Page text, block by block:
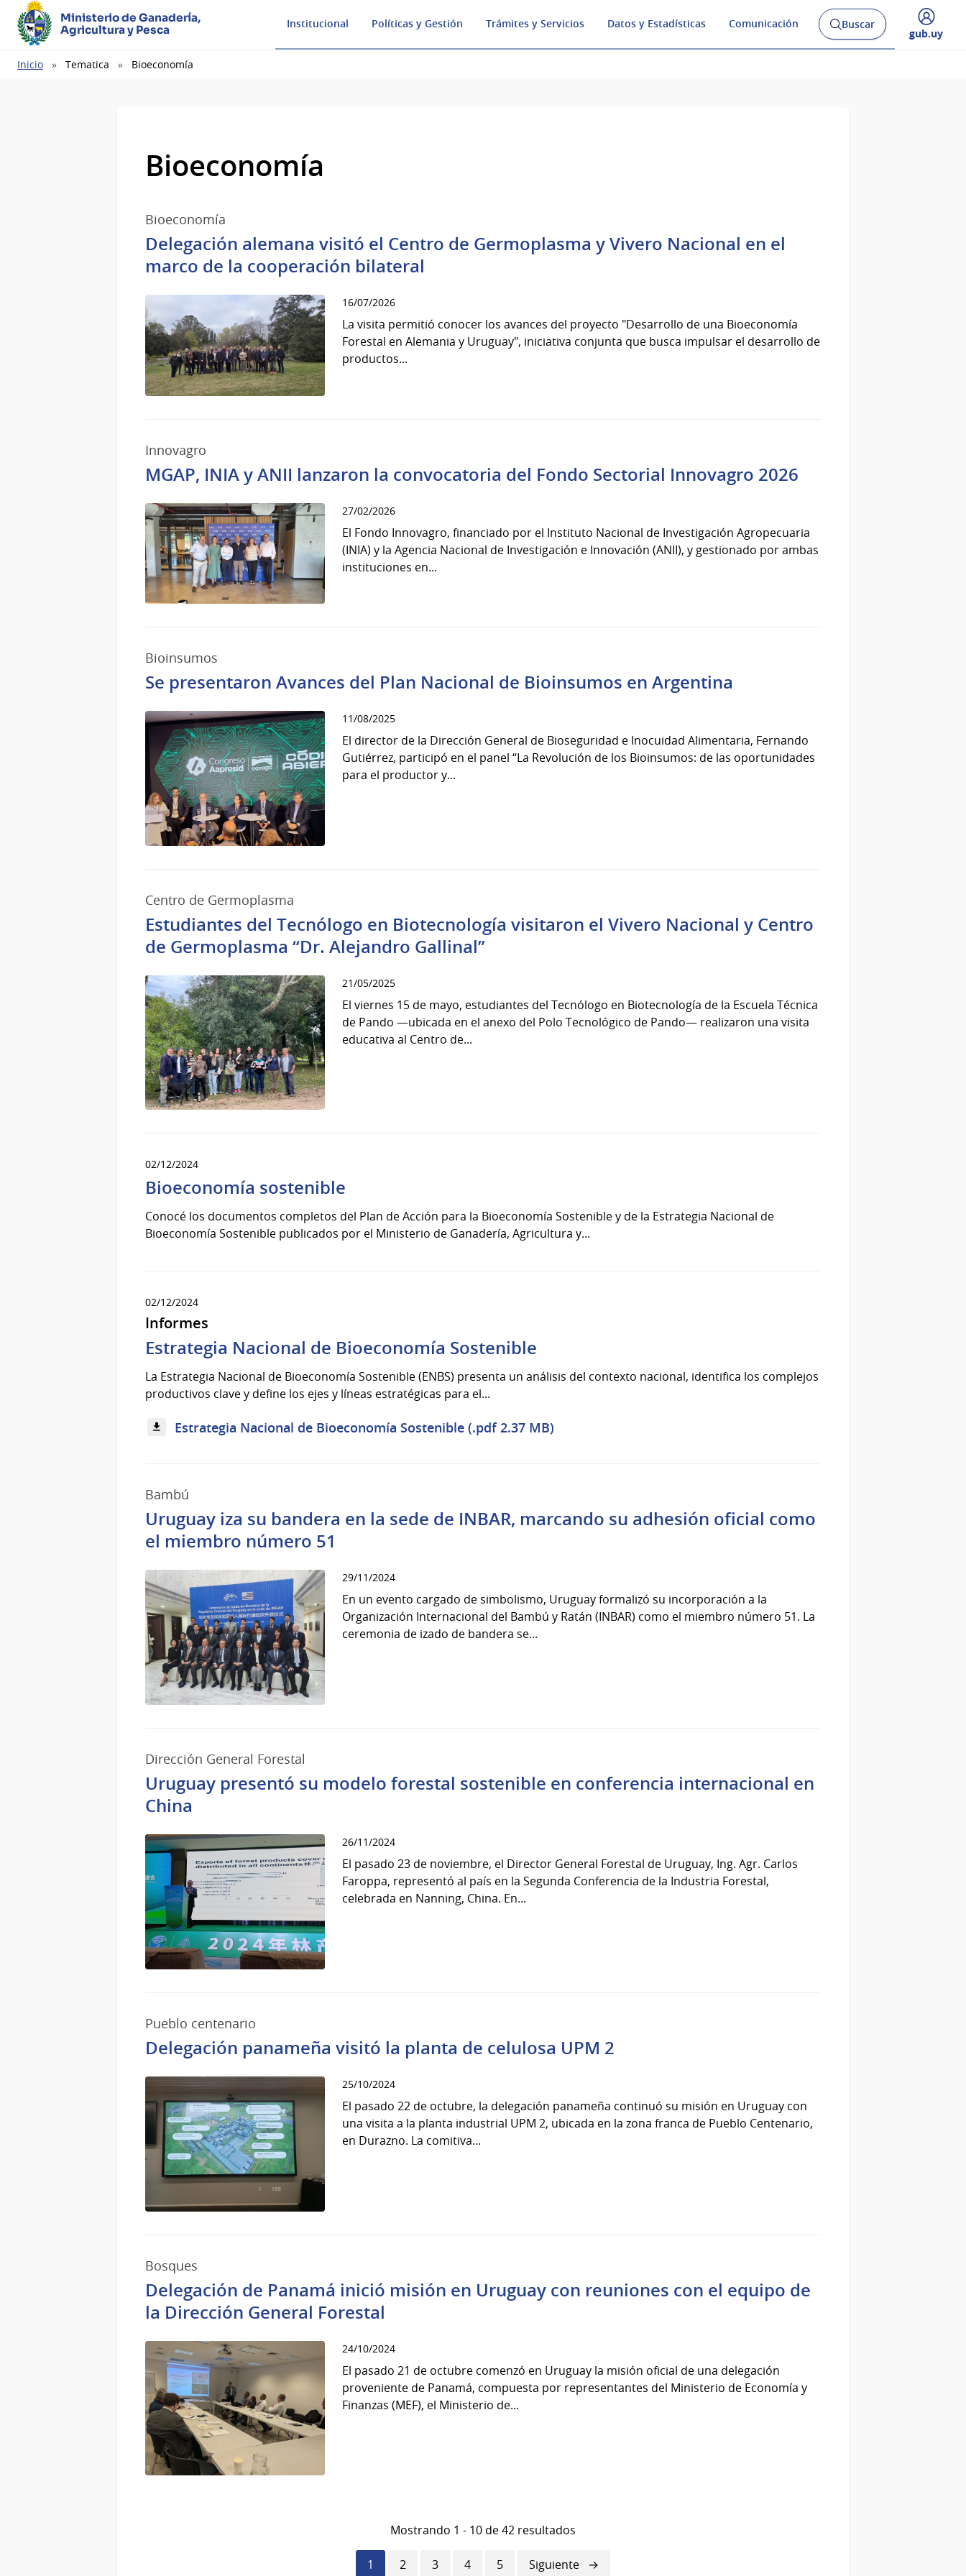
Ministerio de Ganadería,
Agricultura y Pesca
Institucional Políticas y Gestión Trámites y Servicios Datos y Estadísticas Comunicación
Abrir
buscador
Buscar
Desplegar
gub.uy
Ruta
Inicio Tematica Bioeconomía
Bioeconomía
Bioeconomía
Delegación alemana visitó el Centro de Germoplasma y Vivero Nacional en el
marco de la cooperación bilateral
16/07/2026
La visita permitió conocer los avances del proyecto "Desarrollo de una Bioeconomía
Forestal en Alemania y Uruguay", iniciativa conjunta que busca impulsar el desarrollo de
productos...
Innovagro
MGAP, INIA y ANII lanzaron la convocatoria del Fondo Sectorial Innovagro 2026
27/02/2026
El Fondo Innovagro, financiado por el Instituto Nacional de Investigación Agropecuaria
(INIA) y la Agencia Nacional de Investigación e Innovación (ANII), y gestionado por ambas
instituciones en...
Bioinsumos
Se presentaron Avances del Plan Nacional de Bioinsumos en Argentina
11/08/2025
El director de la Dirección General de Bioseguridad e Inocuidad Alimentaria, Fernando
Gutiérrez, participó en el panel “La Revolución de los Bioinsumos: de las oportunidades
para el productor y...
Centro de Germoplasma
Estudiantes del Tecnólogo en Biotecnología visitaron el Vivero Nacional y Centro
de Germoplasma “Dr. Alejandro Gallinal”
21/05/2025
El viernes 15 de mayo, estudiantes del Tecnólogo en Biotecnología de la Escuela Técnica
de Pando —ubicada en el anexo del Polo Tecnológico de Pando— realizaron una visita
educativa al Centro de...
02/12/2024
Bioeconomía sostenible
Conocé los documentos completos del Plan de Acción para la Bioeconomía Sostenible y de la Estrategia Nacional de
Bioeconomía Sostenible publicados por el Ministerio de Ganadería, Agricultura y...
02/12/2024
Informes
Estrategia Nacional de Bioeconomía Sostenible
La Estrategia Nacional de Bioeconomía Sostenible (ENBS) presenta un análisis del contexto nacional, identifica los complejos
productivos clave y define los ejes y líneas estratégicas para el...
Estrategia Nacional de Bioeconomía Sostenible (.pdf 2.37 MB)
Bambú
Uruguay iza su bandera en la sede de INBAR, marcando su adhesión oficial como
el miembro número 51
29/11/2024
En un evento cargado de simbolismo, Uruguay formalizó su incorporación a la
Organización Internacional del Bambú y Ratán (INBAR) como el miembro número 51. La
ceremonia de izado de bandera se...
Dirección General Forestal
Uruguay presentó su modelo forestal sostenible en conferencia internacional en
China
26/11/2024
El pasado 23 de noviembre, el Director General Forestal de Uruguay, Ing. Agr. Carlos
Faroppa, representó al país en la Segunda Conferencia de la Industria Forestal,
celebrada en Nanning, China. En...
Pueblo centenario
Delegación panameña visitó la planta de celulosa UPM 2
25/10/2024
El pasado 22 de octubre, la delegación panameña continuó su misión en Uruguay con
una visita a la planta industrial UPM 2, ubicada en la zona franca de Pueblo Centenario,
en Durazno. La comitiva...
Bosques
Delegación de Panamá inició misión en Uruguay con reuniones con el equipo de
la Dirección General Forestal
24/10/2024
El pasado 21 de octubre comenzó en Uruguay la misión oficial de una delegación
proveniente de Panamá, compuesta por representantes del Ministerio de Economía y
Finanzas (MEF), el Ministerio de...
Mostrando 1 - 10 de 42 resultados
Página
1 Página
2 Página
3 Página
4 Página
5
Siguiente
Siguiente